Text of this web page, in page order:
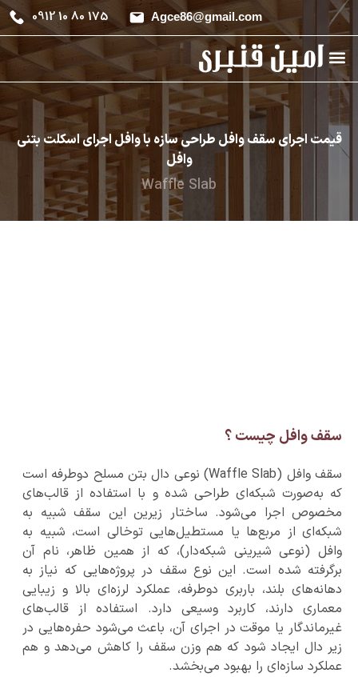
0912 10 80 175 Agce86@gmail.com
قیمت اجرای سقف وافل طراحی سازه با وافل اجرای اسکلت بتنی
وافل
Waffle Slab
سقف وافل چیست ؟
سقف وافل (Waffle Slab) نوعی دال بتن مسلح دوطرفه است
که به‌صورت شبکه‌ای طراحی شده و با استفاده از قالب‌های
مخصوص اجرا می‌شود. ساختار زیرین این سقف شبیه به
شبکه‌ای از مربع‌ها یا مستطیل‌هایی توخالی است، شبیه به
وافل (نوعی شیرینی شبکه‌دار)، که از همین ظاهر، نام آن
برگرفته شده است. این نوع سقف در پروژه‌هایی که نیاز به
دهانه‌های بلند، باربری دوطرفه، عملکرد لرزه‌ای بالا و زیبایی
معماری دارند، کاربرد وسیعی دارد. استفاده از قالب‌های
غیرماندگار یا موقت در اجرای آن، باعث می‌شود حفره‌هایی در
زیر دال ایجاد شود که هم وزن سقف را کاهش می‌دهد و هم
عملکرد سازه‌ای را بهبود می‌بخشد.